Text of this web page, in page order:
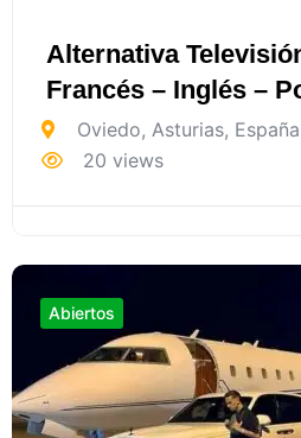
Alternativa
Francés – Inglés –
Oviedo, Asturias, España
20 views
Abiertos